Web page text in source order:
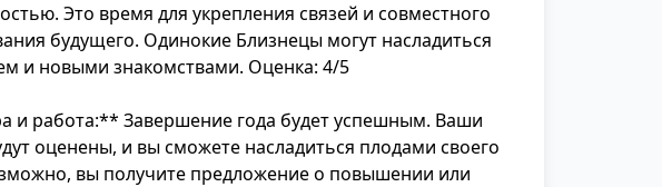
Это время для укрепления связей и совместного
будущего. Одинокие Близнецы могут насладиться
и новыми знакомствами. Оценка: 4/5
и работа:** Завершение года будет успешным. Ваши
оценены, и вы сможете насладиться плодами своего
вы получите предложение о повышении или